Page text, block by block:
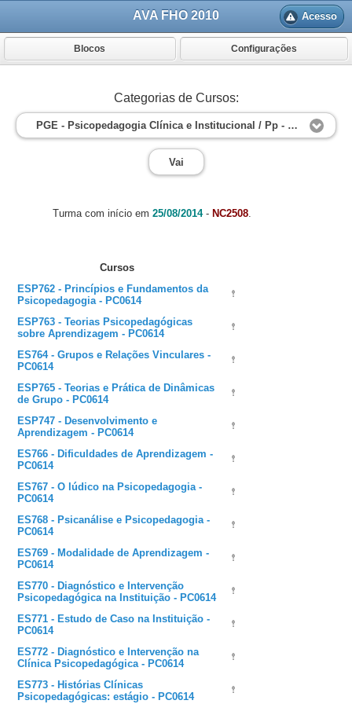
AVA FHO 2010 Acesso
Blocos Configurações
Categorias de Cursos:
PGE - Psicopedagogia Clínica e Institucional / Pp - Psicopedagogia Clínica e Institucional - PC0614
Vai
Turma com início em25/08/2014- NC2508.
Cursos
ESP762 - Princípios e Fundamentos da
Psicopedagogia - PC0614
ESP763 - Teorias Psicopedagógicas
sobre Aprendizagem - PC0614
ES764 - Grupos e Relações Vinculares -
PC0614
ESP765 - Teorias e Prática de Dinâmicas
de Grupo - PC0614
ESP747 - Desenvolvimento e
Aprendizagem - PC0614
ES766 - Dificuldades de Aprendizagem -
PC0614
ES767 - O lúdico na Psicopedagogia -
PC0614
ES768 - Psicanálise e Psicopedagogia -
PC0614
ES769 - Modalidade de Aprendizagem -
PC0614
ES770 - Diagnóstico e Intervenção
Psicopedagógica na Instituição - PC0614
ES771 - Estudo de Caso na Instituição -
PC0614
ES772 - Diagnóstico e Intervenção na
Clínica Psicopedagógica - PC0614
ES773 - Histórias Clínicas
Psicopedagógicas: estágio - PC0614